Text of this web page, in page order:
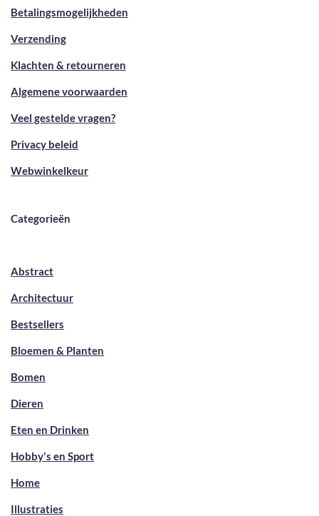
Betalingsmogelijkheden
Verzending
Klachten & retourneren
Algemene voorwaarden
Veel gestelde vragen?
Privacy beleid
Webwinkelkeur
Categorieën
Abstract
Architectuur
Bestsellers
Bloemen & Planten
Bomen
Dieren
Eten en Drinken
Hobby's en Sport
Home
Illustraties